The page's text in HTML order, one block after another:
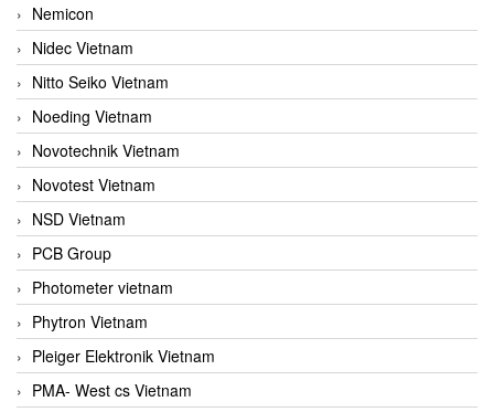
Nemicon
Nidec Vietnam
Nitto Seiko Vietnam
Noeding Vietnam
Novotechnik Vietnam
Novotest Vietnam
NSD Vietnam
PCB Group
Photometer vietnam
Phytron Vietnam
Pleiger Elektronik Vietnam
PMA- West cs Vietnam